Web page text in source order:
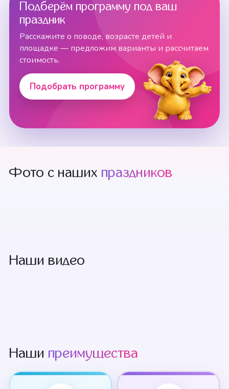
Подберём программу под ваш
праздник
Расскажите о поводе, возрасте детей и
площадке — предложим варианты и рассчитаем
стоимость.
Подобрать программу
Фото с наших праздников
Наши видео
Наши преимущества